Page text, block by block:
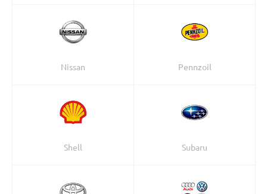
Nissan Pennzoil
Shell Subaru